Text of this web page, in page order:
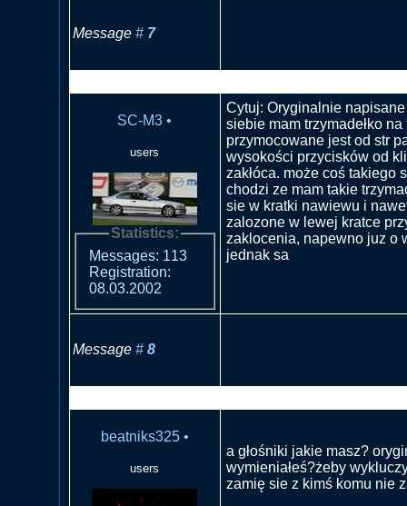
Message # 7
SC-M3 •
users
Statistics:
Messages: 113
Registration:
08.03.2002
Cytuj: Oryginalnie
siebie mam trzymadełko na
przymocowane jest od str
wysokości przycisków od
zakłóca. może coś takiego
chodzi ze mam takie
sie w kratki nawiewu i
zalozone w lewej kratce
zaklocenia, napewno juz o
jednak sa
Message # 8
beatniks325 •
users
a głośniki jakie masz?
wymieniałeś?żeby
zamię sie z kimś komu nie